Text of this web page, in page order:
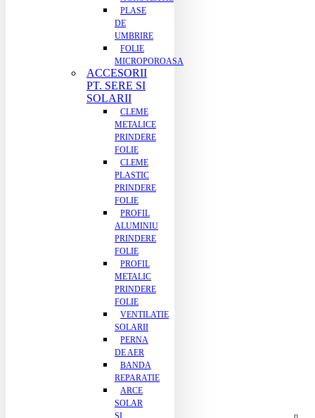
PLASE
DE
UMBRIRE
FOLIE
MICROPOROASA
ACCESORII
PT. SERE SI
SOLARII
CLEME
METALICE
PRINDERE
FOLIE
CLEME
PLASTIC
PRINDERE
FOLIE
PROFIL
ALUMINIU
PRINDERE
FOLIE
PROFIL
METALIC
PRINDERE
FOLIE
VENTILATIE
SOLARII
PERNA
DE AER
BANDA
REPARATIE
ARCE
SOLAR
SI